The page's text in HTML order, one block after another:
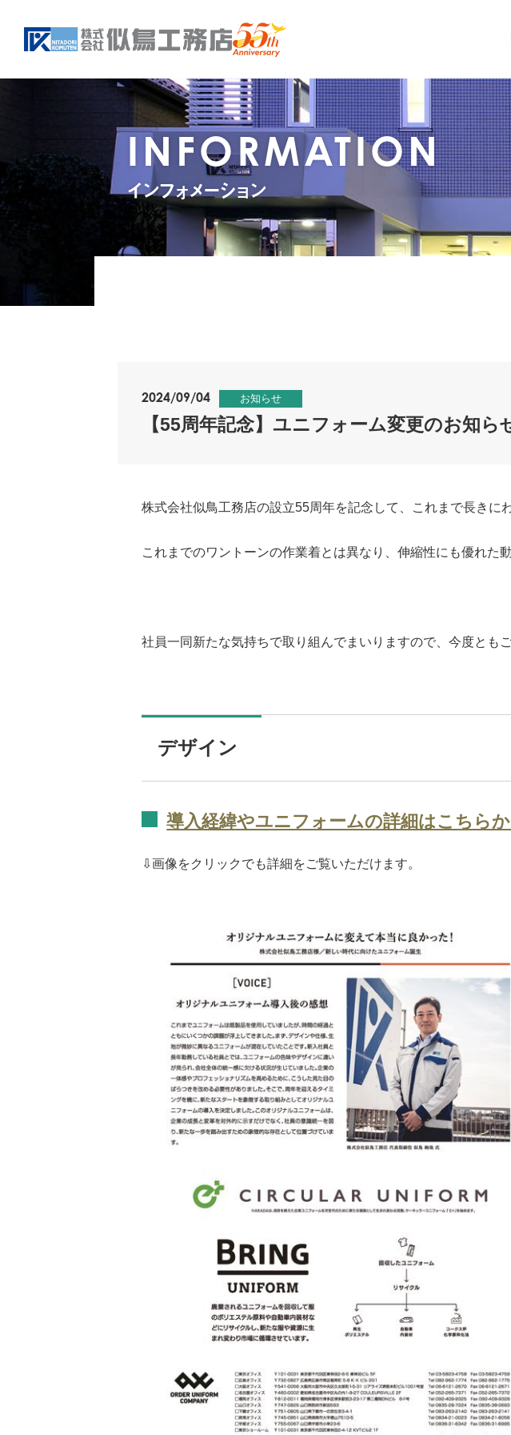
INFORMATION
インフォメーション
2024/09/04 お知らせ
【55周年記念】ユニフォーム変更のお知ら
株式会社似鳥工務店の設立55周年を記念して、これまで長きに
これまでのワントーンの作業着とは異なり、伸縮性にも優れた
社員一同新たな気持ちで取り組んでまいりますので、今度とも
デザイン
導入経緯やユニフォームの詳細はこちら
⇩画像をクリックでも詳細をご覧いただけます。